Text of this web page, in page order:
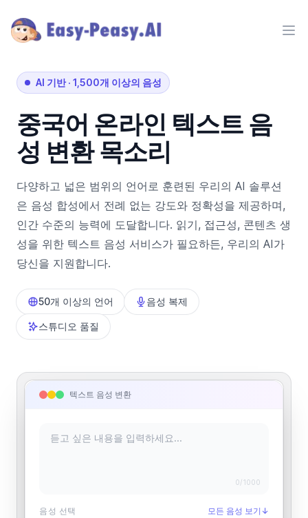
AI 기반· 1,500개 이상의 음성
중국어 온라인 텍스트 음
성 변환 목소리
다양하고 넓은 범위의 언어로 훈련된 우리의 AI 솔루션
은 음성 합성에서 전례 없는 강도와 정확성을 제공하며,
인간 수준의 능력에 도달합니다. 읽기, 접근성, 콘텐츠 생
성을 위한 텍스트 음성 서비스가 필요하든, 우리의 AI가
당신을 지원합니다.
50개 이상의 언어 음성 복제
스튜디오 품질
텍스트 음성 변환
0/1000
음성 선택 모든 음성 보기 ↓